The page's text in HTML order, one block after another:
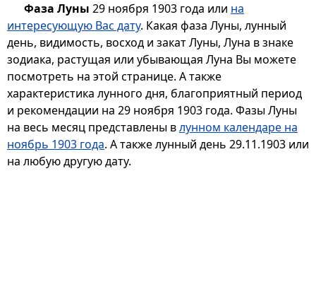
Фаза Луны 29 ноября 1903 года или на
интересующую Вас дату. Какая фаза Луны, лунный
день, видимость, восход и закат Луны, Луна в знаке
зодиака, растущая или убывающая Луна Вы можете
посмотреть на этой странице. А также
характеристика лунного дня, благоприятный период
и рекомендации на 29 ноября 1903 года. Фазы Луны
на весь месяц представлены влунном календаре на
ноябрь 1903 года. А также лунный день 29.11.1903 или
на любую другую дату.